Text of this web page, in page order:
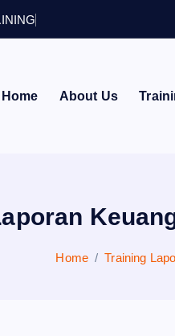
INING
Home About Us
Home Training